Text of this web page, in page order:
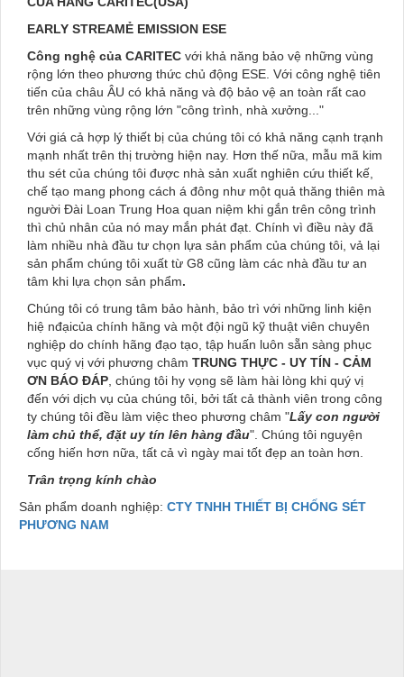
EARLY STREAMẺ EMISSION ESE
Công nghệ của CARITEC với khả năng bảo vệ những vùng
rộng lớn theo phương thức chủ động ESE. Với công nghệ tiên
tiến của châu ÂU có khả năng và độ bảo vệ an toàn rất cao
trên những vùng rộng lớn "công trình, nhà xưởng..."
Với giá cả hợp lý thiết bị của chúng tôi có khả năng cạnh trạnh
mạnh nhất trên thị trường hiện nay. Hơn thế nữa, mẫu mã kim
thu sét của chúng tôi được nhà sản xuất nghiên cứu thiết kế,
chế tạo mang phong cách á đông như một quả thăng thiên mà
người Đài Loan Trung Hoa quan niệm khi gắn trên công trình
thì chủ nhân của nó may mắn phát đạt. Chính vì điều này đã
làm nhiều nhà đầu tư chọn lựa sản phẩm của chúng tôi, vả lại
sản phẩm chúng tôi xuất từ G8 cũng làm các nhà đầu tư an
tâm khi lựa chọn sản phẩm.
Chúng tôi có trung tâm bảo hành, bảo trì với những linh kiện
hiệ nđạicủa chính hãng và một đội ngũ kỹ thuật viên chuyên
nghiệp do chính hãng đạo tạo, tập huấn luôn sẵn sàng phục
vục quý vị với phương châm TRUNG THỰC - UY TÍN - CẢM
ƠN BÁO ĐÁP , chúng tôi hy vọng sẽ làm hài lòng khi quý vị
đến với dịch vụ của chúng tôi, bởi tất cả thành viên trong công
ty chúng tôi đều làm việc theo phương châm "Lấy con người
làm chủ thể, đặt uy tín lên hàng đầu" . Chúng tôi nguyện
cống hiến hơn nữa, tất cả vì ngày mai tốt đẹp an toàn hơn.
Trân trọng kính chào
Sản phẩm doanh nghiệp: CTY TNHH THIẾT BỊ CHỐNG SÉT
PHƯƠNG NAM